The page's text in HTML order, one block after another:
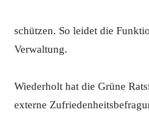
schützen. So leidet die
Verwaltung.
Wiederholt hat die Grüne
externe